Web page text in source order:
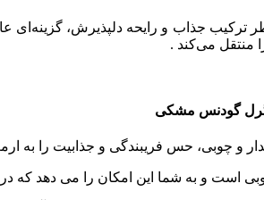
جذاب و رایحه دلپذیرش، گزینه‌ای
منتقل می‌کند .
گودنس مشکی
و چوبی، حس فریبندگی و جذابیت را به
است و به شما این امکان را می‌ دهد که